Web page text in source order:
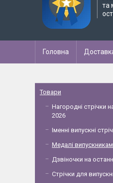
та
Головна
Товари
Нагородні стрічки
2026
Іменні випускні
Медалі
Дзвіночки на
Стрічки для